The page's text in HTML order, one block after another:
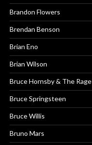
Brandon Flowers
Brendan Benson
Brian Eno
Brian Wilson
Bruce Hornsby & The Rage
Bruce Springsteen
Bruce Willis
Bruno Mars